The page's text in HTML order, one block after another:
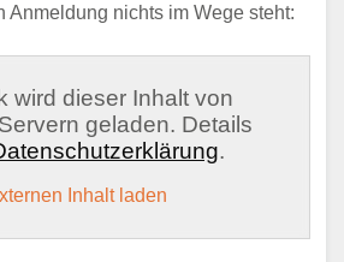
Anmeldung nichts im Wege steht:
wird dieser Inhalt von
geladen. Details
.
Inhalt laden